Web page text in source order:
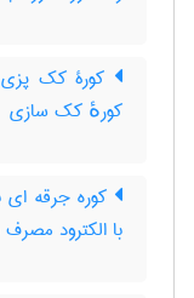
کورۀ کک
کورهٔ کک سازی
کوره جرقه ای
با الکترود